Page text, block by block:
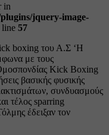
in
jquery-image-
line 57
boxing του Α.Σ ‘Η
με τους
Kick Boxing
βασικής φυσικής
συνδυασμούς
τέλος sparring
έδειξαν τον